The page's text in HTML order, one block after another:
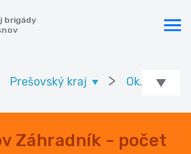
brigády
Prešovský kraj > Ok. Prešov
Záhradník - počet